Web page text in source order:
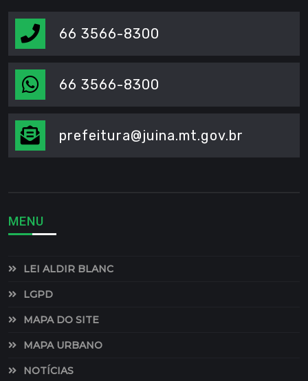
66 3566-8300
66 3566-8300
prefeitura@juina.mt.gov.br
MENU
LEI ALDIR BLANC
LGPD
MAPA DO SITE
MAPA URBANO
NOTÍCIAS